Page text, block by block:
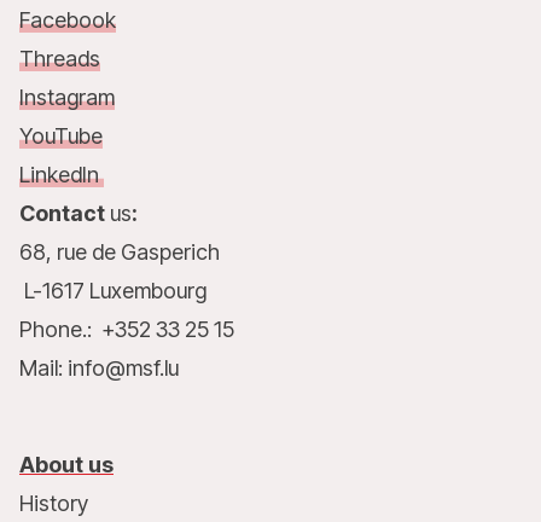
Facebook
Threads
Instagram
YouTube
LinkedIn
Contact us:
68, rue de Gasperich
L-1617 Luxembourg
Phone.: +352 33 25 15
Mail: info@msf.lu
About us
History